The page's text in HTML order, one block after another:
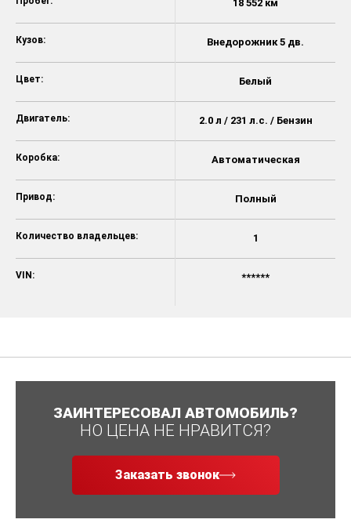
Кузов:
Цвет:
Двигатель:
Коробка:
Привод:
Количество владельцев:
VIN:
18 552 км
Внедорожник 5 дв.
Белый
2.0 л / 231 л.с. / Бензин
Автоматическая
Полный
1
******
ЗАИНТЕРЕСОВАЛ АВТОМОБИЛЬ?
НО ЦЕНА НЕ НРАВИТСЯ?
Заказать звонок